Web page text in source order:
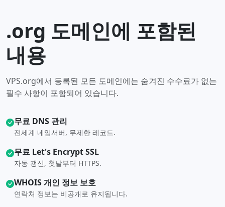
.org 도메인에 포함된
내용
VPS.org에서 등록된 모든 도메인에는 숨겨진 수수료가 없는
필수 사항이 포함되어 있습니다.
무료 DNS 관리
전세계 네임서버, 무제한 레코드.
무료 Let's Encrypt SSL
자동 갱신, 첫날부터 HTTPS.
WHOIS 개인 정보 보호
연락처 정보는 비공개로 유지됩니다.